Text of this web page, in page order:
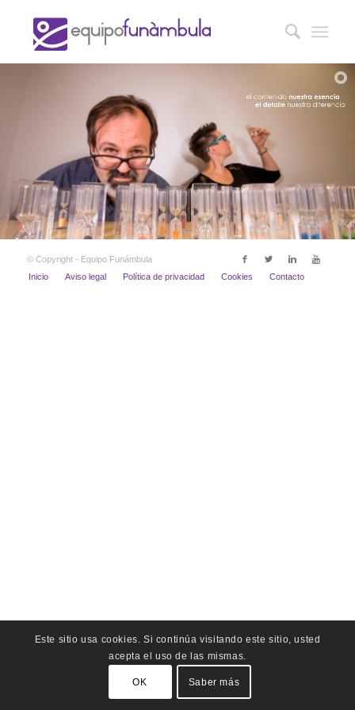
© Copyright - Equipo Funámbula
Inicio
Aviso legal Política de privacidad Cookies Contacto
Este sitio usa cookies. Si continúa visitando este sitio, usted
acepta el uso de las mismas.
OK Saber más